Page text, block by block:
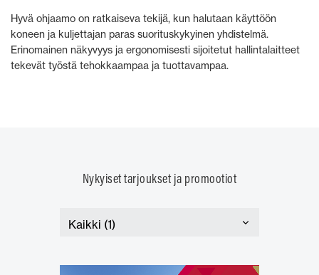
Hyvä ohjaamo on ratkaiseva tekijä, kun halutaan käyttöön
koneen ja kuljettajan paras suorituskykyinen yhdistelmä.
Erinomainen näkyvyys ja ergonomisesti sijoitetut hallintalaitteet
tekevät työstä tehokkaampaa ja tuottavampaa.
Nykyiset tarjoukset ja promootiot